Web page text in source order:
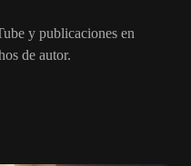
y publicaciones en
de autor.